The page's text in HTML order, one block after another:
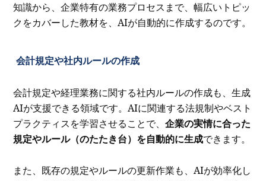
知識から、企業特有の業務プロセスまで、幅広いトピッ
クをカバーした教材を、AIが自動的に作成するのです。
会計規定や社内ルールの作成
会計規定や経理業務に関する社内ルールの作成も、生成
AIが支援できる領域です。AIに関連する法規制やベスト
プラクティスを学習させることで、企業の実情に合った
規定やルール（のたたき台）を自動的に生成できます。
また、既存の規定やルールの更新作業も、AIが効率化し